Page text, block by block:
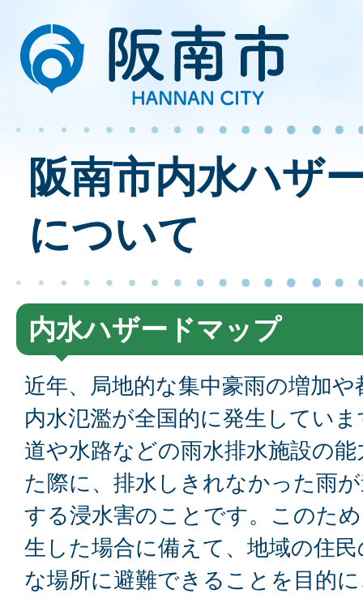
阪南市内水ハザ
について
内水ハザードマップ
近年、局地的な集中豪雨の増加
内水氾濫が全国的に発生してい
道や水路などの雨水排水施設の
た際に、排水しきれなかった雨
する浸水害のことです。このた
生した場合に備えて、地域の住
な場所に避難できることを目的